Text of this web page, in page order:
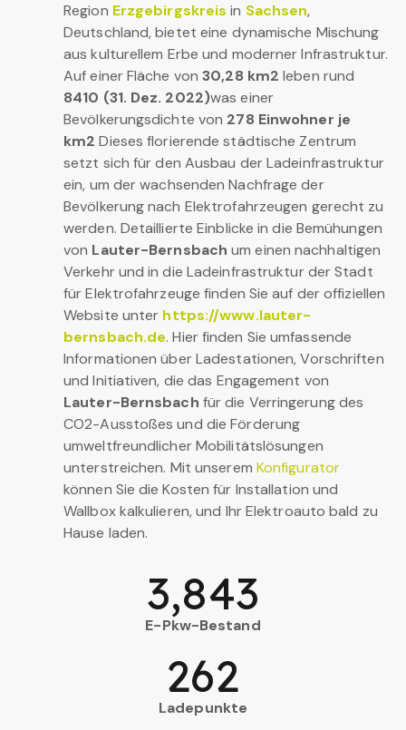
Region Erzgebirgskreis in Sachsen,
Deutschland, bietet eine dynamische Mischung
aus kulturellem Erbe und moderner Infrastruktur.
Auf einer Fläche von30,28 km2 leben rund
8410 (31. Dez. 2022)was einer
Bevölkerungsdichte von 278 Einwohner je
km2 Dieses florierende städtische Zentrum
setzt sich für den Ausbau der Ladeinfrastruktur
ein, um der wachsenden Nachfrage der
Bevölkerung nach Elektrofahrzeugen gerecht zu
werden. Detaillierte Einblicke in die Bemühungen
von Lauter-Bernsbach um einen nachhaltigen
Verkehr und in die Ladeinfrastruktur der Stadt
für Elektrofahrzeuge finden Sie auf der offiziellen
Website unter https://www.lauter-
bernsbach.de. Hier finden Sie umfassende
Informationen über Ladestationen, Vorschriften
und Initiativen, die das Engagement von
Lauter-Bernsbach für die Verringerung des
CO2-Ausstoßes und die Förderung
umweltfreundlicher Mobilitätslösungen
unterstreichen. Mit unserem Konfigurator
können Sie die Kosten für Installation und
Wallbox kalkulieren, und Ihr Elektroauto bald zu
Hause laden.
E-Pkw-Bestand
3,843
Ladepunkte
262